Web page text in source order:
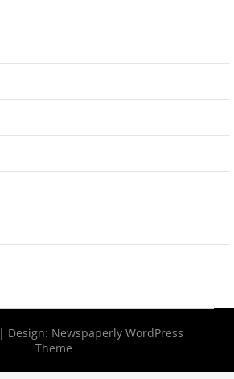
| Design: Newspaperly WordPress
Theme